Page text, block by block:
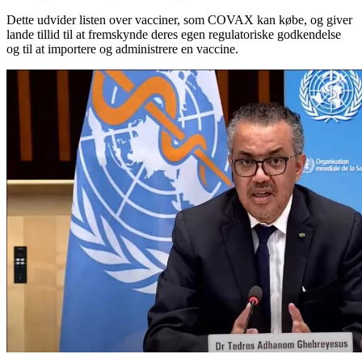
Dette udvider listen over vacciner, som COVAX kan købe, og giver
lande tillid til at fremskynde deres egen regulatoriske godkendelse
og til at importere og administrere en vaccine.